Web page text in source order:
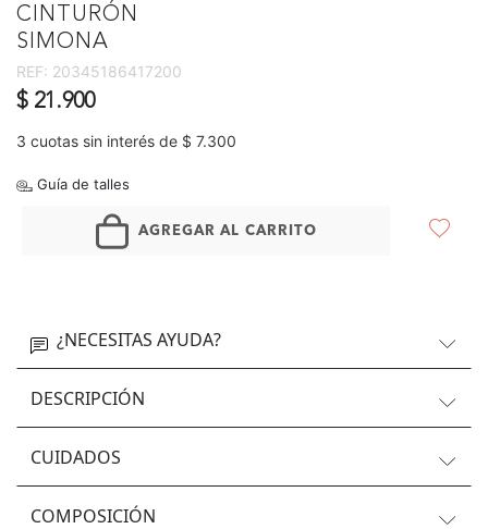
CINTURÓN
SIMONA
REF: 20345186417200
$ 21.900
3 cuotas sin interés de $ 7.300
Guía de talles
AGREGAR AL CARRITO
¿NECESITAS AYUDA?
DESCRIPCIÓN
CUIDADOS
COMPOSICIÓN